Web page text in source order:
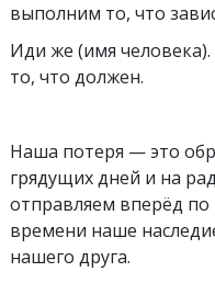
выполним то, что
Иди же (имя
то, что должен.
Наша потеря — это
грядущих дней и на
отправляем вперёд по
времени наше
нашего друга.